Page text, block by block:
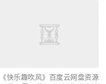
《快乐趣吹风》百度云网盘资源